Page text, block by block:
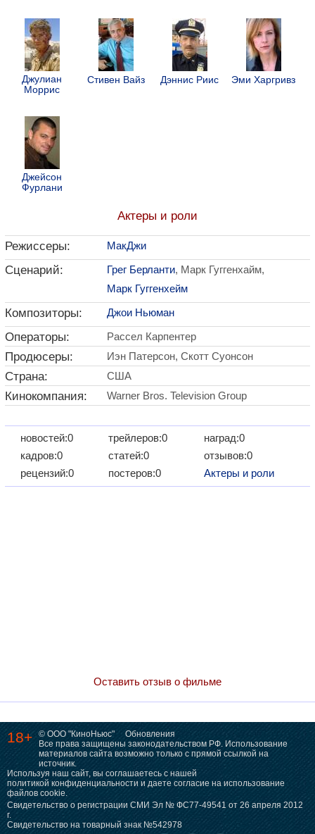
Джулиан
Моррис
Стивен Вайз Дэннис Риис Эми Харгривз
Джейсон
Фурлани
Актеры и роли
Режиссеры: МакДжи
Сценарий: Грег Берланти, Марк Гуггенхайм,
Марк Гуггенхейм
Композиторы: Джои Ньюман
Операторы: Рассел Карпентер
Продюсеры: Иэн Патерсон, Скотт Суонсон
Страна: США
Кинокомпания: Warner Bros. Television Group
новостей:0
кадров:0
рецензий:0
трейлеров:0
статей:0
постеров:0
наград:0
отзывов:0
Актеры и роли
Оставить отзыв о фильме
18+ © ООО "КиноНьюс"
Обновления
Все права защищены законодательством РФ. Использование
материалов сайта возможно только с прямой ссылкой на
источник.
Используя наш сайт, вы соглашаетесь с нашей
политикой конфиденциальности и даете согласие на использование
файлов cookie.
Свидетельство о регистрации СМИ Эл № ФС77-49541 от 26 апреля 2012
г.
Свидетельство на товарный знак №542978